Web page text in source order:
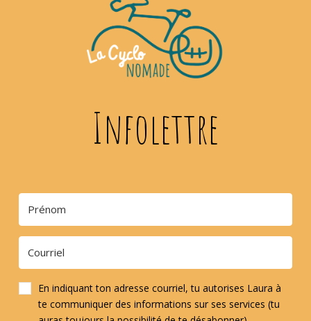
Infolettre
En indiquant ton adresse courriel, tu autorises Laura à
te communiquer des informations sur ses services (tu